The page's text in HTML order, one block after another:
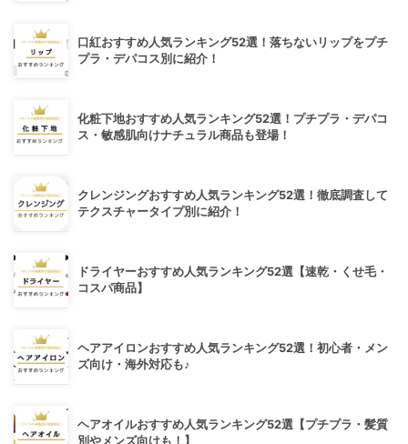
口紅おすすめ人気ランキング52選！落ちないリップをプチ
プラ・デパコス別に紹介！
化粧下地おすすめ人気ランキング52選！プチプラ・デパコ
ス・敏感肌向けナチュラル商品も登場！
クレンジングおすすめ人気ランキング52選！徹底調査して
テクスチャータイプ別に紹介！
ドライヤーおすすめ人気ランキング52選【速乾・くせ毛・
コスパ商品】
ヘアアイロンおすすめ人気ランキング52選！初心者・メン
ズ向け・海外対応も♪
ヘアオイルおすすめ人気ランキング52選【プチプラ・髪質
別やメンズ向けも！】